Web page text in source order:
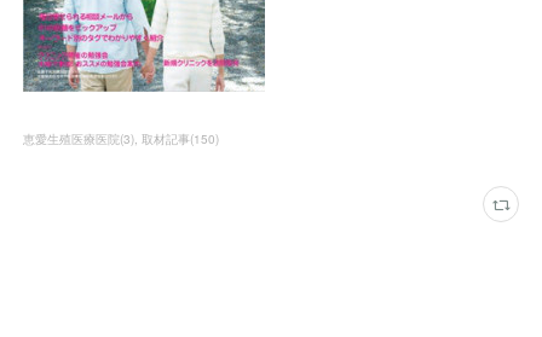
恵愛生殖医療医院(3) 取材記事(150)